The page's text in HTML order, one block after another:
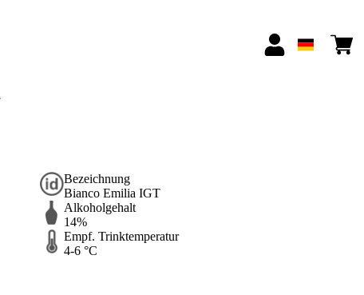
Bezeichnung
Bianco Emilia IGT
Alkoholgehalt
14%
Empf. Trinktemperatur
4-6 °C